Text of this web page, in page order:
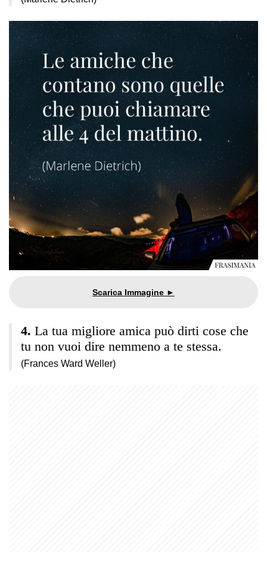
La tua migliore amica può dirti cose che
tu non vuoi dire nemmeno a te stessa.
(Frances Ward Weller)